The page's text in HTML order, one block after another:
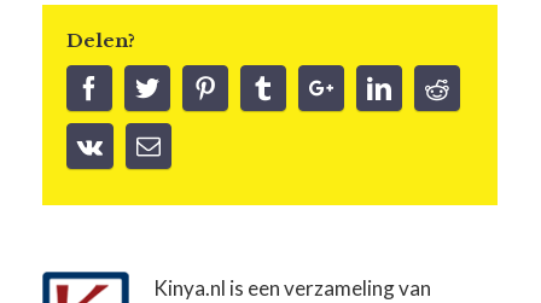
Delen?
Kinya.nl is een verzameling van